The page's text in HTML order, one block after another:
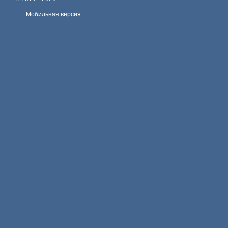
Мобильная версия